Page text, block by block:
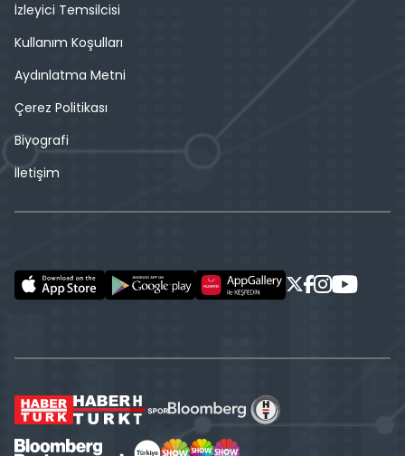
İzleyici Temsilcisi
Kullanım Koşulları
Aydınlatma Metni
Çerez Politikası
Biyografi
İletişim